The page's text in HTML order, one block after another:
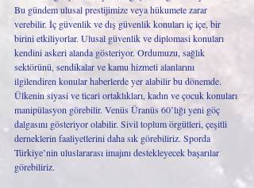
Bu gündem ulusal prestijimize veya hükumete zarar
verebilir. İç güvenlik ve dış güvenlik konuları iç içe, bir
birini etkiliyorlar. Ulusal güvenlik ve diplomasi konuları
kendini askeri alanda gösteriyor. Ordumuzu, sağlık
sektörünü, sendikalar ve kamu hizmeti alanlarını
ilgilendiren konular haberlerde yer alabilir bu dönemde.
Ülkenin siyasi ve ticari ortaklıkları, kadın ve çocuk konuları
manipülasyon görebilir. Venüs Üranüs 60’lığı yeni göç
dalgasını gösteriyor olabilir. Sivil toplum örgütleri, çeşitli
derneklerin faaliyetlerini daha sık görebiliriz. Sporda
Türkiye’nin uluslararası imajını destekleyecek başarılar
görebiliriz.